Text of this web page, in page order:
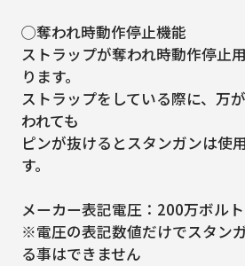
◯奪われ時動作停止機能
ストラップが奪われ時動作停止
ります。
ストラップをしている際に、万
われても
ピンが抜けるとスタンガンは使
す。
メーカー表記電圧：200万ボルト
※電圧の表記数値だけでスタン
る事はできません